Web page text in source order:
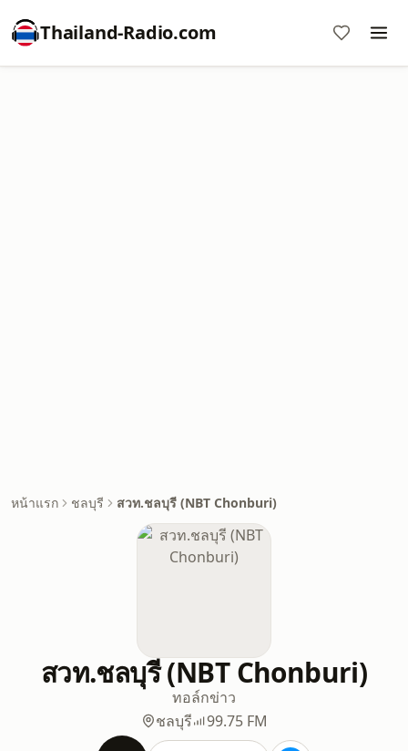
Thailand-Radio.com
หน้าแรก ชลบุรี สวท.ชลบุรี (NBT Chonburi)
สวท.ชลบุรี (NBT Chonburi)
ทอล์กข่าว
ชลบุรี
99.75 FM